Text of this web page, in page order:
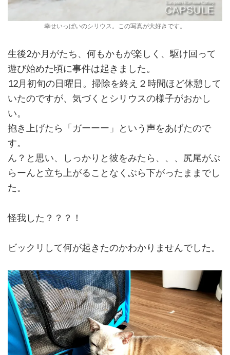
幸せいっぱいのシリウス。この写真が大好きです。
生後2か月がたち、何もかもが楽しく、駆け回って
遊び始めた頃に事件は起きました。
12月初旬の日曜日。掃除を終え２時間ほど休憩して
いたのですが、気づくとシリウスの様子がおかし
い。
抱き上げたら「ガーーー」という声をあげたので
す。
ん？と思い、しっかりと彼をみたら、、、尻尾がぶ
らーんと立ち上がることなくぶら下がったままでし
た。
怪我した？？？！
ビックリして何が起きたのかわかりませんでした。